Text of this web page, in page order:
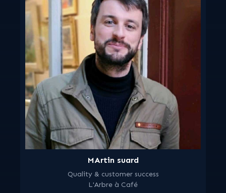
MArtin suard
Quality & customer success
L'​Arbre à Café